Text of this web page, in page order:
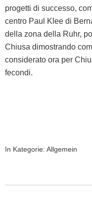
prog­et­ti di suc­ces­so,
cen­tro Paul Klee di
del­la zona del­la Ruhr,
Chiusa dimostran­do
con­sid­er­a­to ora per
fecondi.
In Kategorie: Allgemein